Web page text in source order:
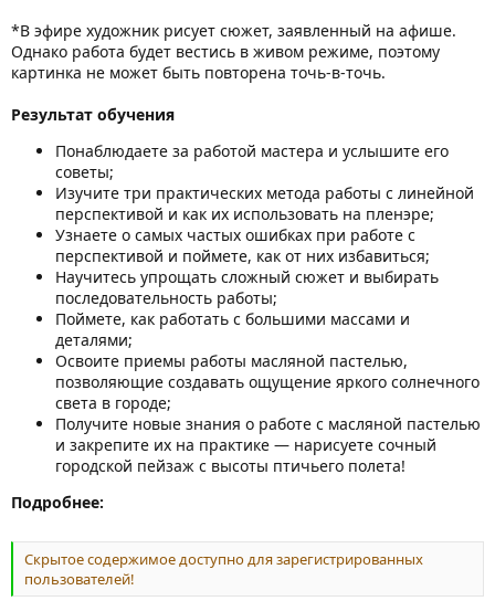
*В эфире художник рисует сюжет, заявленный на афише.
Однако работа будет вестись в живом режиме, поэтому
картинка не может быть повторена точь-в-точь.
Результат обучения
Понаблюдаете за работой мастера и услышите его
советы;
Изучите три практических метода работы с линейной
перспективой и как их использовать на пленэре;
Узнаете о самых частых ошибках при работе с
перспективой и поймете, как от них избавиться;
Научитесь упрощать сложный сюжет и выбирать
последовательность работы;
Поймете, как работать с большими массами и
деталями;
Освоите приемы работы масляной пастелью,
позволяющие создавать ощущение яркого солнечного
света в городе;
Получите новые знания о работе с масляной пастелью
и закрепите их на практике — нарисуете сочный
городской пейзаж с высоты птичьего полета!
Подробнее:
Скрытое содержимое доступно для зарегистрированных
пользователей!